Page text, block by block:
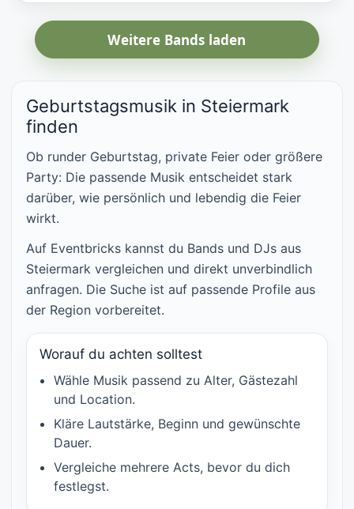
Weitere Bands laden
Geburtstagsmusik in Steiermark
finden
Ob runder Geburtstag, private Feier oder größere
Party: Die passende Musik entscheidet stark
darüber, wie persönlich und lebendig die Feier
wirkt.
Auf Eventbricks kannst du Bands und DJs aus
Steiermark vergleichen und direkt unverbindlich
anfragen. Die Suche ist auf passende Profile aus
der Region vorbereitet.
Worauf du achten solltest
Wähle Musik passend zu Alter, Gästezahl
und Location.
Kläre Lautstärke, Beginn und gewünschte
Dauer.
Vergleiche mehrere Acts, bevor du dich
festlegst.